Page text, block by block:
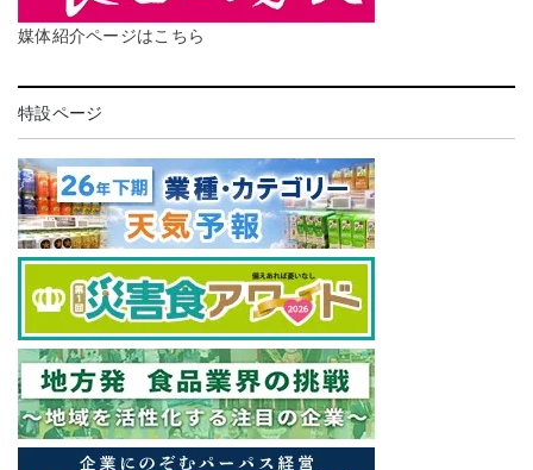
媒体紹介ページはこちら
特設ページ